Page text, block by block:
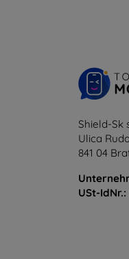
Shield-Sk
Ulica
841 04
USt-IdNr.: